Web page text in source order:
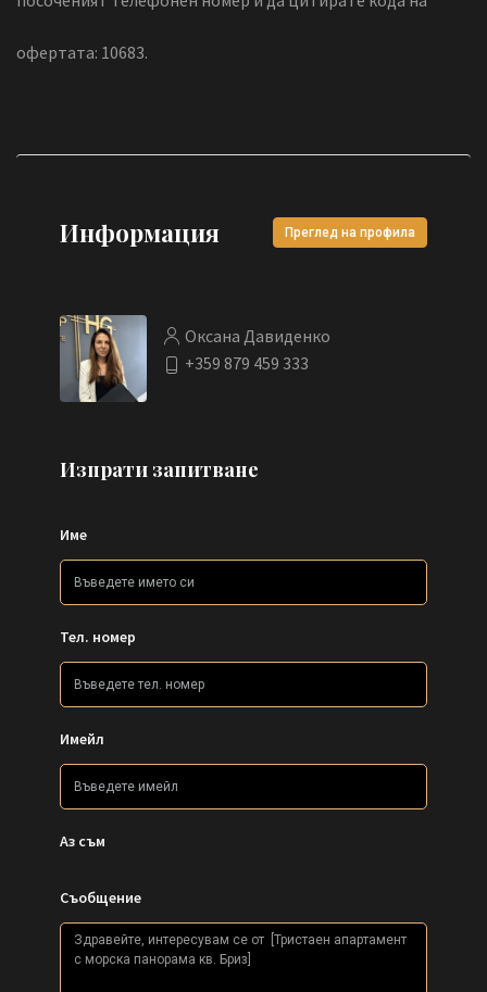
офертата: 10683.
Информация Преглед на профила
Оксана Давиденко
+359 879 459 333
Изпрати запитване
Име
Тел. номер
Имейл
Аз съм
Съобщение